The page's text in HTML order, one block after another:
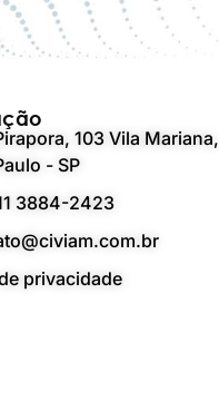
103 Vila Mariana,
- SP
3884-2423
privacidade